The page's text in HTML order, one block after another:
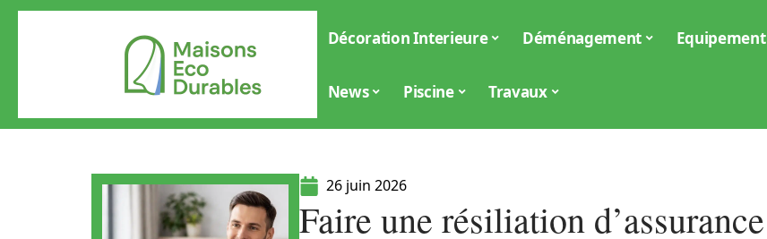
Décoration Interieure Déménagement Equipement
News Piscine Travaux
26 juin 2026
Faire une résiliation d’assurance